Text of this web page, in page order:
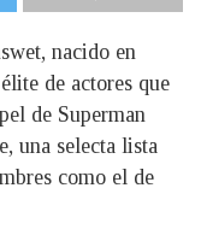
nacido en
de actores que
de Superman
una selecta lista
como el de